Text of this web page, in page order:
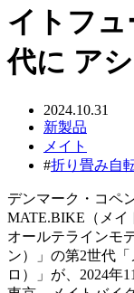
イトフ
代に ア
2024.10.31
新製品
メイト
#折り畳み自
デンマーク・コペ
MATE.BIKE（メイ
オールテラインモ
ン）」の第2世代
ロ）」が、2024年